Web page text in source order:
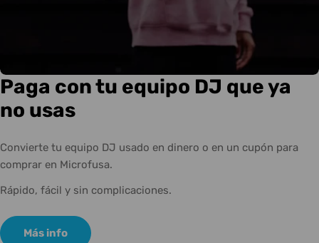
Paga con tu equipo DJ que ya
no usas
Convierte tu equipo DJ usado en dinero o en un cupón para
comprar en Microfusa.
Rápido, fácil y sin complicaciones.
Más info